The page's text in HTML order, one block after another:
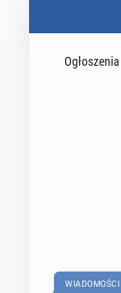
Ogłoszenia
WIADOMOŚCI